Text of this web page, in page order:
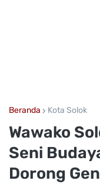
Beranda Kota Solok
Wawako
Seni
Dorong